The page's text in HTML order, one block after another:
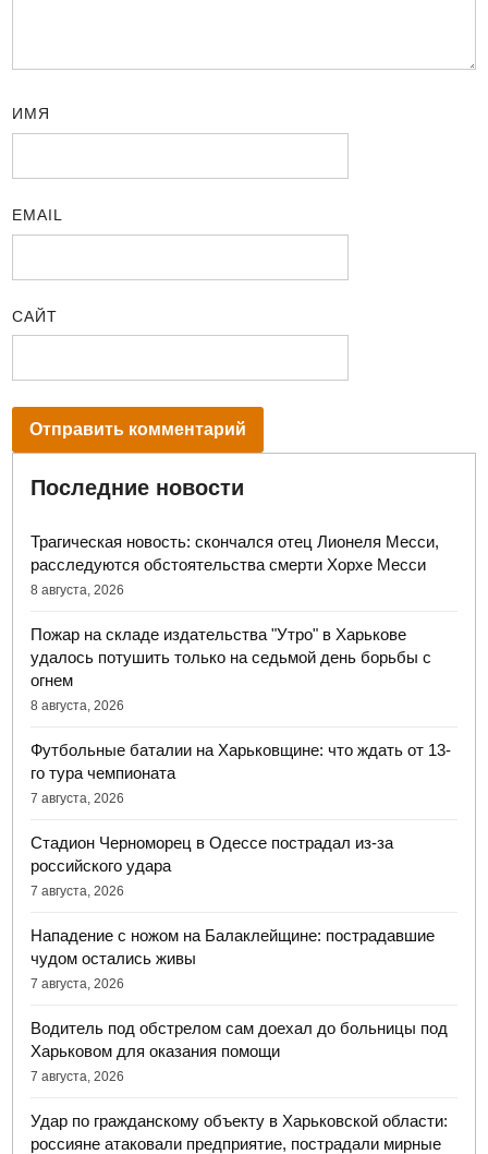
ИМЯ
EMAIL
САЙТ
Последние новости
Трагическая новость: скончался отец Лионеля Месси,
расследуются обстоятельства смерти Хорхе Месси
8 августа, 2026
Пожар на складе издательства "Утро" в Харькове
удалось потушить только на седьмой день борьбы с
огнем
8 августа, 2026
Футбольные баталии на Харьковщине: что ждать от 13-
го тура чемпионата
7 августа, 2026
Стадион Черноморец в Одессе пострадал из-за
российского удара
7 августа, 2026
Нападение с ножом на Балаклейщине: пострадавшие
чудом остались живы
7 августа, 2026
Водитель под обстрелом сам доехал до больницы под
Харьковом для оказания помощи
7 августа, 2026
Удар по гражданскому объекту в Харьковской области:
россияне атаковали предприятие, пострадали мирные